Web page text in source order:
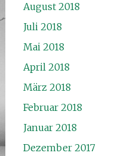
August 2018
Juli 2018
Mai 2018
April 2018
März 2018
Februar 2018
Januar 2018
Dezember 2017